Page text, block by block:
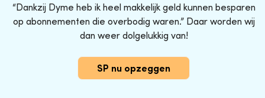
“Dankzij Dyme heb ik heel makkelijk geld kunnen besparen
op abonnementen die overbodig waren.” Daar worden wij
dan weer dolgelukkig van!
SP nu opzeggen